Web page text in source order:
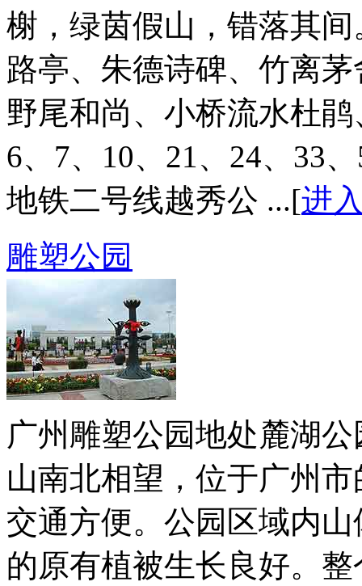
榭，绿茵假山，错落其
路亭、朱德诗碑、竹离
野尾和尚、小桥流水杜
6、7、10、21、24、33
地铁二号线越秀公 ...[进
雕塑公园
广州雕塑公园地处麓湖
山南北相望，位于广州
交通方便。公园区域内
的原有植被生长良好。